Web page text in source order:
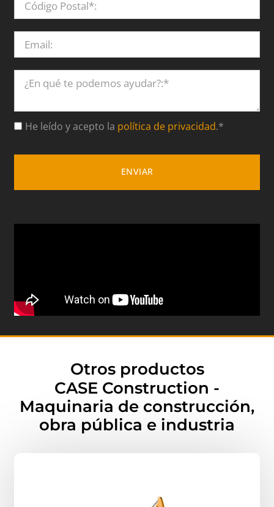
He leído y acepto la política de privacidad.*
ENVIAR
Otros productos
CASE Construction -
Maquinaria de construcción,
obra pública e industria